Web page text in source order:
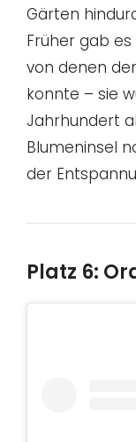
Gärten
Früher gab
von denen
konnte – sie
Jahrhundert
Blumeninsel
der
Platz 6: